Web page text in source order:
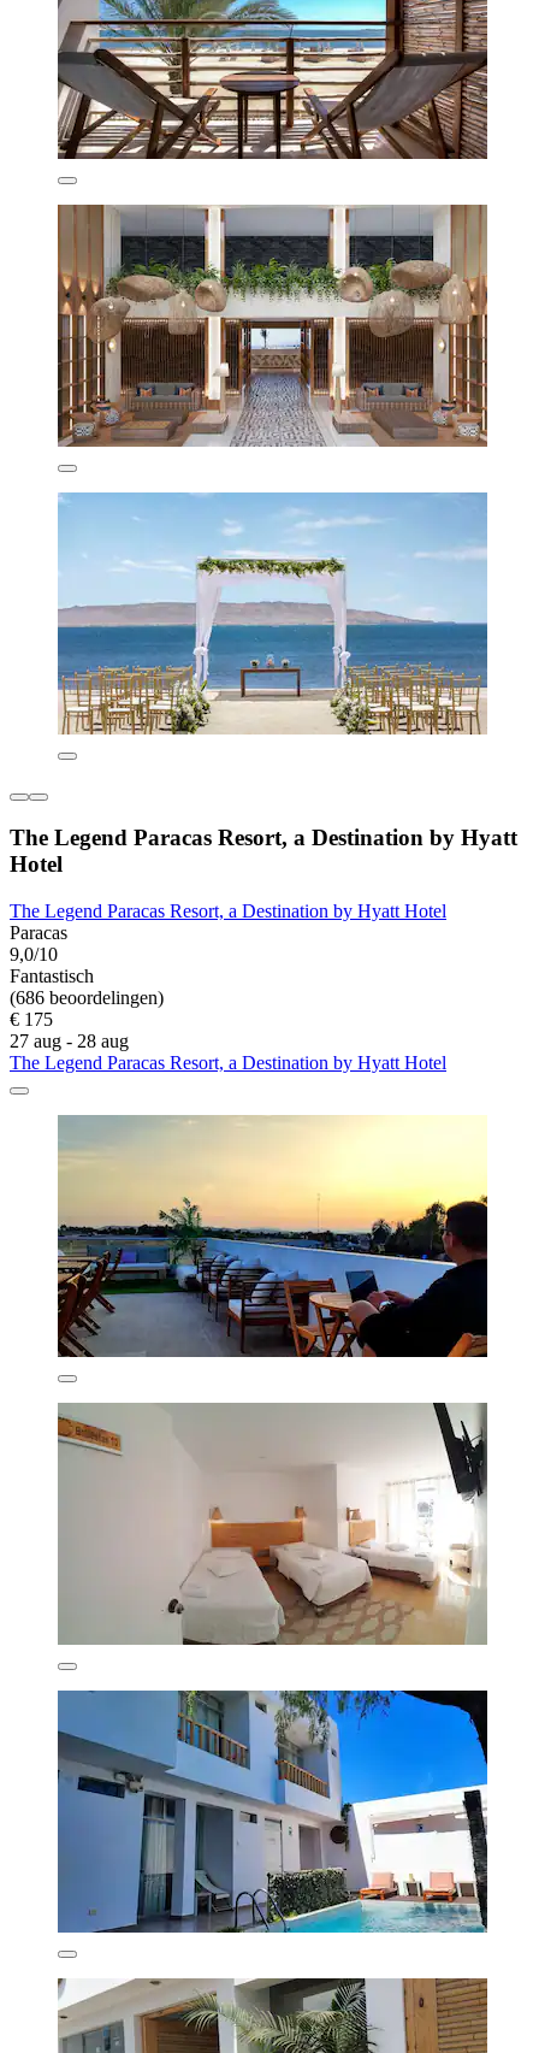
The Legend Paracas Resort, a Destination by Hyatt
Hotel
The Legend Paracas Resort, a Destination by Hyatt Hotel
Paracas
9,0/10
Fantastisch
(686 beoordelingen)
€ 175
27 aug - 28 aug
The Legend Paracas Resort, a Destination by Hyatt Hotel